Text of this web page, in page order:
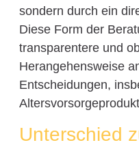
sondern durch ein
Diese Form der
transparentere und
Herangehensweise
Entscheidungen,
Unterschied